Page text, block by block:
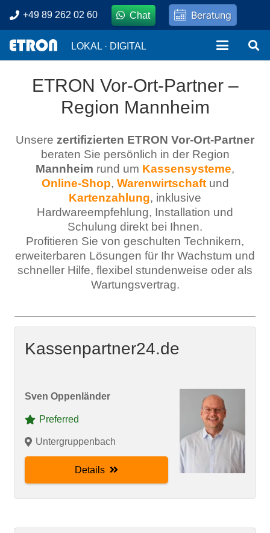
+49 89 262 02 60 Chat Beratung
LOKAL · DIGITAL
ETRON Vor-Ort-Partner –
Region Mannheim
Unsere zertifizierten ETRON Vor-Ort-Partner
beraten Sie persönlich in der Region
Mannheim rund um Kassensysteme,
Online-Shop, Warenwirtschaftund
Kartenzahlung, inklusive
Hardwareempfehlung, Installation und
Schulung direkt bei Ihnen.
Profitieren Sie von geschulten Technikern,
erweiterbaren Lösungen für Ihr Wachstum und
schneller Hilfe, flexibel stundenweise oder als
Wartungsvertrag.
Kassenpartner24.de
Sven Oppenländer
Preferred
Untergruppenbach
Details